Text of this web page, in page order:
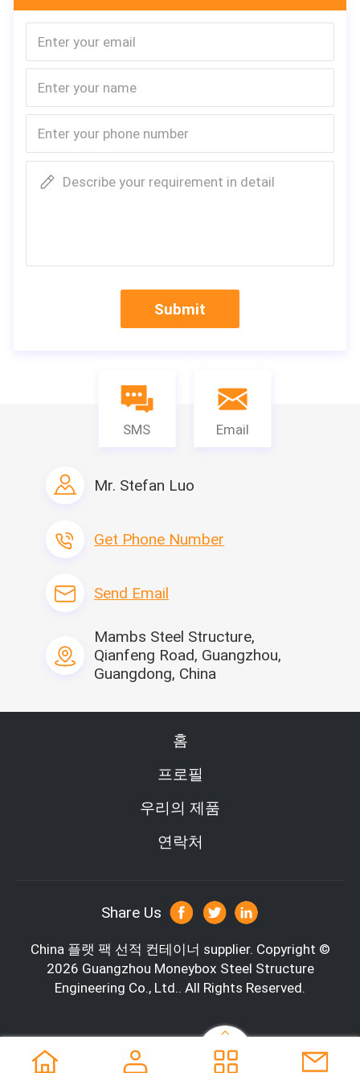
Open Top Container는 상부에서 대형 화물을 쉽게 싣고 내릴 수 있
는 컨테이너로 해상 및 내륙 운송에 사용됩니다.
상세 이미지
20피트 오픈 탑 컨테이너 사양
Describe your requirement in detail
Submit
SMS Email
Mr. Stefan Luo
Get Phone Number
Send Email
Mambs Steel Structure,
Qianfeng Road, Guangzhou,
Guangdong, China
홈
프로필
우리의 제품
연락처
Share Us
China 플랫 팩 선적 컨테이너 supplier. Copyright ©
2026 Guangzhou Moneybox Steel Structure
Engineering Co., Ltd.. All Rights Reserved.